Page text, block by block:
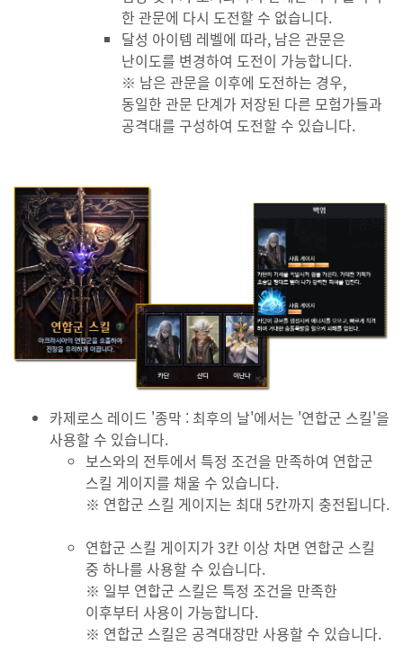
한 관문에 다시 도전할 수 없습니다.
달성 아이템 레벨에 따라, 남은 관문은
난이도를 변경하여 도전이 가능합니다.
※ 남은 관문을 이후에 도전하는 경우,
동일한 관문 단계가 저장된 다른 모험가들과
공격대를 구성하여 도전할 수 있습니다.
카제로스 레이드 '종막 : 최후의 날'에서는 '연합군 스킬'을
사용할 수 있습니다.
보스와의 전투에서 특정 조건을 만족하여 연합군
스킬 게이지를 채울 수 있습니다.
※ 연합군 스킬 게이지는 최대 5칸까지 충전됩니다.
연합군 스킬 게이지가 3칸 이상 차면 연합군 스킬
중 하나를 사용할 수 있습니다.
※ 일부 연합군 스킬은 특정 조건을 만족한
이후부터 사용이 가능합니다.
※ 연합군 스킬은 공격대장만 사용할 수 있습니다.